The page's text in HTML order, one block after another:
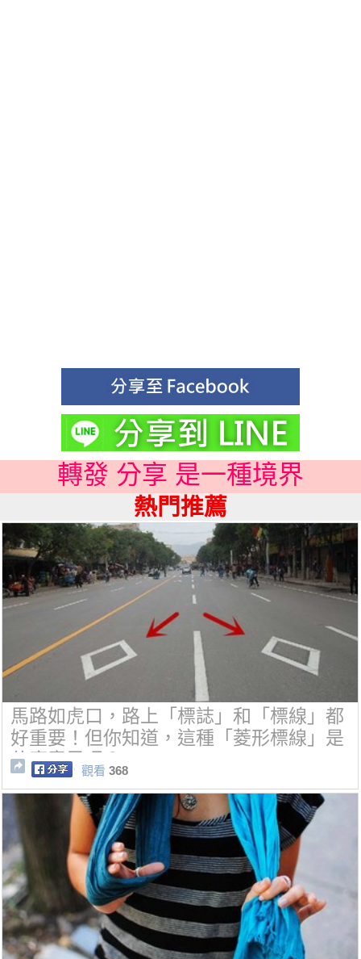
轉發 分享 是一種境界
熱門推薦
馬路如虎口，路上「標誌」和「標線」都
好重要！但你知道，這種「菱形標線」是
什麼意思嗎？
觀看 368